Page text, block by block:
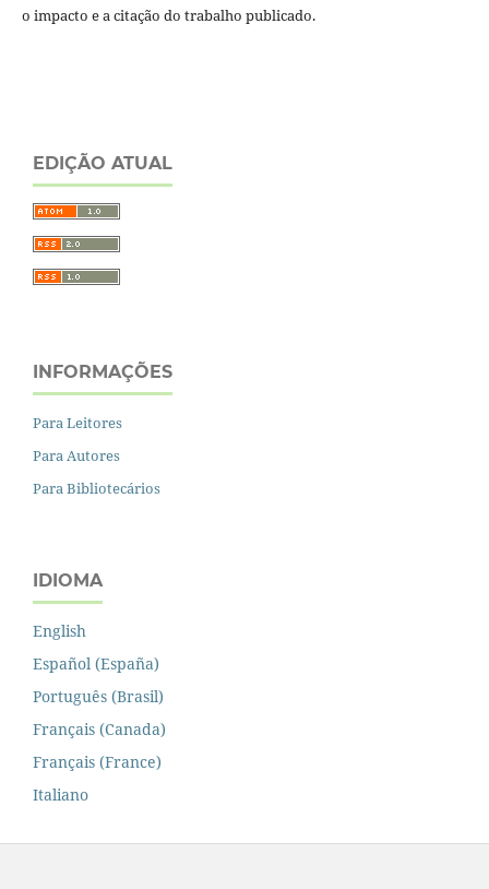
o impacto e a citação do trabalho publicado.
EDIÇÃO ATUAL
INFORMAÇÕES
Para Leitores
Para Autores
Para Bibliotecários
IDIOMA
English
Español (España)
Português (Brasil)
Français (Canada)
Français (France)
Italiano